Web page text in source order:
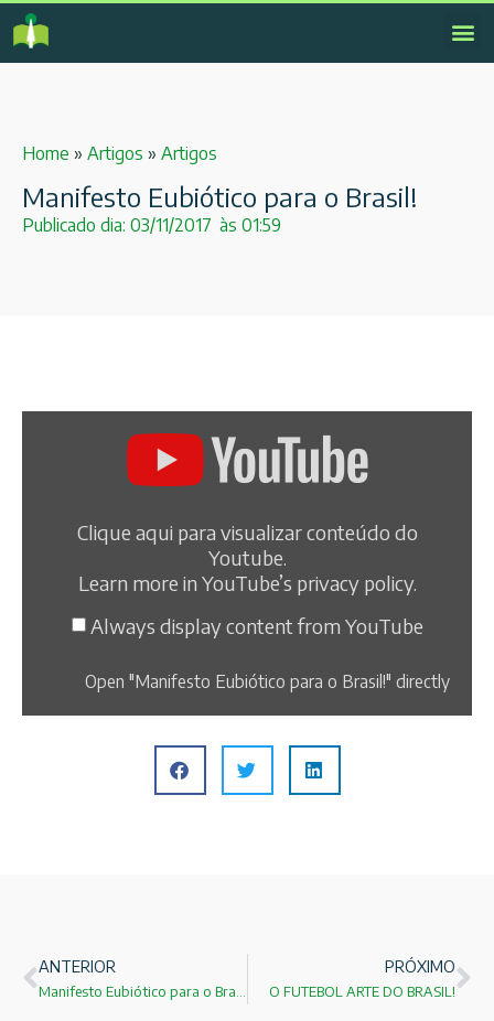
Home » Artigos » Artigos
Manifesto Eubiótico para o Brasil!
Publicado dia: 03/11/2017 às 01:59
Clique aqui para visualizar conteúdo do
Youtube.
Learn more in YouTube’s privacy policy.
Always display content from YouTube
Open "Manifesto Eubiótico para o Brasil!" directly
ANTERIOR PRÓXIMO
O FUTEBOL ARTE DO BRASIL!